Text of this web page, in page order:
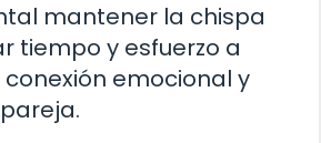
mantener la chispa
tiempo y esfuerzo a
emocional y